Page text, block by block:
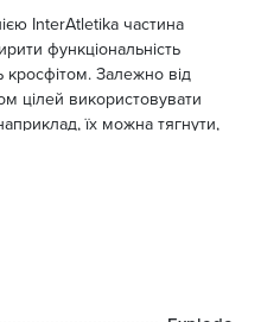
InterAtletika частина
функціональність
Залежно від
цілей використовувати
їх можна тягнути,